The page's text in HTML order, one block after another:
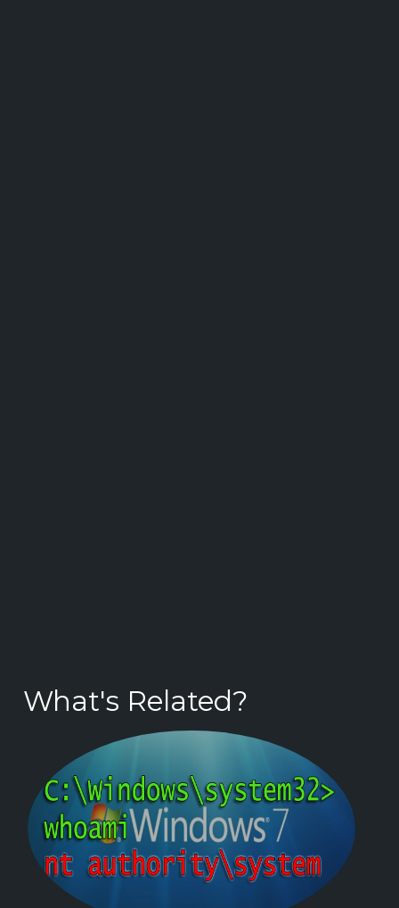
What's Related?